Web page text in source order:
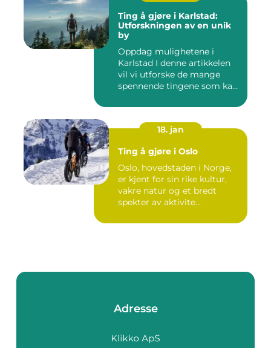
Ting å gjøre i Karlstad:
Utforskningen av en unik
by
Oppdag mulighetene i
Karlstad I denne artikkelen
vil vi utforske de mange
spennende tingene som kan
18. jan
Ting å gjøre i Oslo
Oslo, hovedstaden i Norge,
er kjent for sin rike kultur,
vakre natur og et bredt
spekter av aktivite...
Adresse